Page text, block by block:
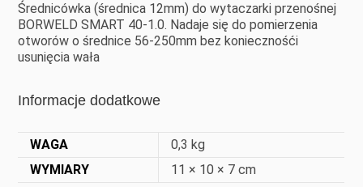
Średnicówka (średnica 12mm) do wytaczarki przenośnej
BORWELD SMART 40-1.0. Nadaje się do pomierzenia
otworów o średnice 56-250mm bez koniecznośći
usunięcia wała
Informacje dodatkowe
WAGA
0,3 kg
WYMIARY
11 × 10 × 7 cm